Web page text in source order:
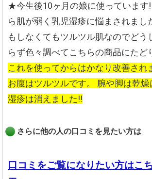
★今生後10ヶ月の娘に使っています
ら肌が弱く乳児湿疹に悩まされまし
もしなくてもツルツル肌なのでどう
らず色々調べてこちらの商品にたど
これを使ってからはかなり改善され
お腹はツルツルです。
腕や脚は乾
湿疹は消えました!!
さらに他の人の口コミを見たい方は
口コミをご覧になりたい方はこ